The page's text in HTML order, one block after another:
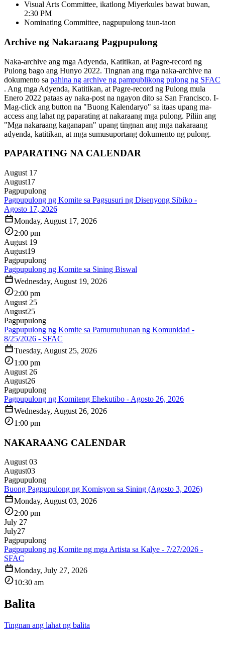
Visual Arts Committee, ikatlong Miyerkules bawat buwan,
2:30 PM
Nominating Committee, nagpupulong taun-taon
Archive ng Nakaraang Pagpupulong
Naka-archive ang mga Adyenda, Katitikan, at Pagre-record ng
Pulong bago ang Hunyo 2022. Tingnan ang mga naka-archive na
dokumento sa pahina ng archive ng pampublikong pulong ng SFAC
. Ang mga Adyenda, Katitikan, at Pagre-record ng Pulong mula
Enero 2022 pataas ay naka-post na ngayon dito sa San Francisco. I-
Mag-click ang button na "Buong Kalendaryo" sa itaas upang ma-
access ang lahat ng paparating at nakaraang mga pulong. Piliin ang
"Mga nakaraang kaganapan" upang tingnan ang mga nakaraang
adyenda, katitikan, at mga sumusuportang dokumento ng pulong.
PAPARATING NA CALENDAR
August 17
August17
Pagpupulong
Pagpupulong ng Komite sa Pagsusuri ng Disenyong Sibiko -
Agosto 17, 2026
Monday, August 17, 2026
2:00 pm
August 19
August19
Pagpupulong
Pagpupulong ng Komite sa Sining Biswal
Wednesday, August 19, 2026
2:00 pm
August 25
August25
Pagpupulong
Pagpupulong ng Komite sa Pamumuhunan ng Komunidad -
8/25/2026 - SFAC
Tuesday, August 25, 2026
1:00 pm
August 26
August26
Pagpupulong
Pagpupulong ng Komiteng Ehekutibo - Agosto 26, 2026
Wednesday, August 26, 2026
1:00 pm
NAKARAANG CALENDAR
August 03
August03
Pagpupulong
Buong Pagpupulong ng Komisyon sa Sining (Agosto 3, 2026)
Monday, August 03, 2026
2:00 pm
July 27
July27
Pagpupulong
Pagpupulong ng Komite ng mga Artista sa Kalye - 7/27/2026 -
SFAC
Monday, July 27, 2026
10:30 am
Balita
Tingnan ang lahat ng balita